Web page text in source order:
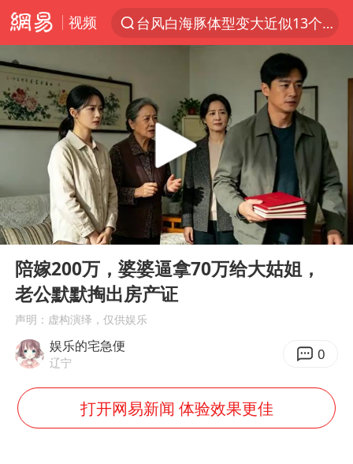
视频
台风白海豚体型变大近似13个浙江面积
改名后的“青海拉面”店
台军“汉光秀”开场闹剧多
段绚竞因公牺牲 年仅44岁
泰国突发校园枪击案已致2死多伤
“空调24小时开着更省电”不实
男子杀人后逃进深山21年活得像野人
Play
00:00 21:40
陪嫁200万，婆婆逼拿70万给大姑姐，
老公默默掏出房产证
声明：虚构演绎，仅供娱乐
娱乐的宅急便
辽宁 0
打开网易新闻 体验效果更佳